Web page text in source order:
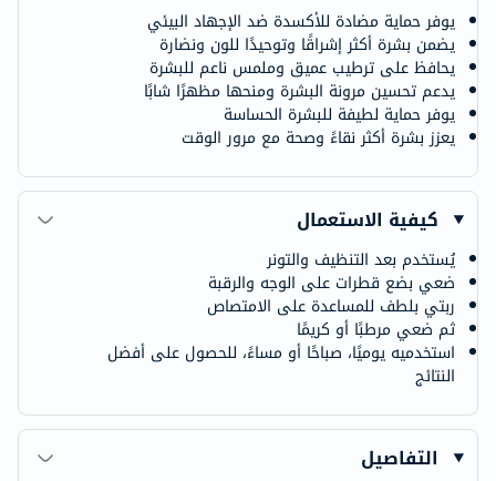
يوفر حماية مضادة للأكسدة ضد الإجهاد البيئي
يضمن بشرة أكثر إشراقًا وتوحيدًا للون ونضارة
يحافظ على ترطيب عميق وملمس ناعم للبشرة
يدعم تحسين مرونة البشرة ومنحها مظهرًا شابًا
يوفر حماية لطيفة للبشرة الحساسة
يعزز بشرة أكثر نقاءً وصحة مع مرور الوقت
كيفية الاستعمال
يُستخدم بعد التنظيف والتونر
ضعي بضع قطرات على الوجه والرقبة
ربتي بلطف للمساعدة على الامتصاص
ثم ضعي مرطبًا أو كريمًا
استخدميه يوميًا، صباحًا أو مساءً، للحصول على أفضل
النتائج
التفاصيل